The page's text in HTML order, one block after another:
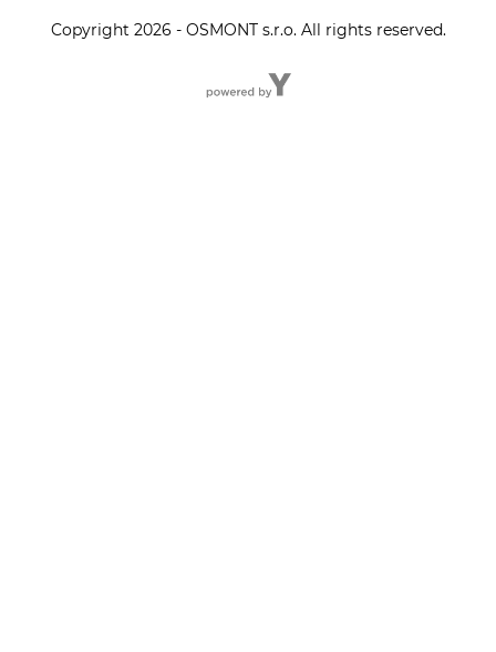
Copyright 2026 - OSMONT s.r.o. All rights reserved.